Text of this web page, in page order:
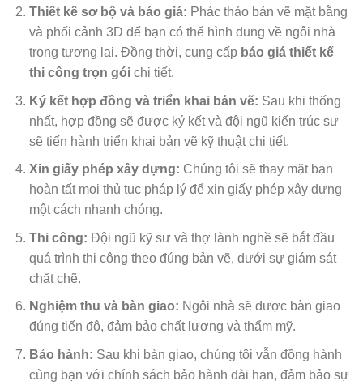
Thiết kế sơ bộ và báo giá: Phác thảo bản vẽ mặt bằng
và phối cảnh 3D để bạn có thể hình dung về ngôi nhà
trong tương lai. Đồng thời, cung cấp báo giá thiết kế
thi công trọn góichi tiết.
Ký kết hợp đồng và triển khai bản vẽ: Sau khi thống
nhất, hợp đồng sẽ được ký kết và đội ngũ kiến trúc sư
sẽ tiến hành triển khai bản vẽ kỹ thuật chi tiết.
Xin giấy phép xây dựng: Chúng tôi sẽ thay mặt bạn
hoàn tất mọi thủ tục pháp lý để xin giấy phép xây dựng
một cách nhanh chóng.
Thi công: Đội ngũ kỹ sư và thợ lành nghề sẽ bắt đầu
quá trình thi công theo đúng bản vẽ, dưới sự giám sát
chặt chẽ.
Nghiệm thu và bàn giao: Ngôi nhà sẽ được bàn giao
đúng tiến độ, đảm bảo chất lượng và thẩm mỹ.
Bảo hành: Sau khi bàn giao, chúng tôi vẫn đồng hành
cùng bạn với chính sách bảo hành dài hạn, đảm bảo sự